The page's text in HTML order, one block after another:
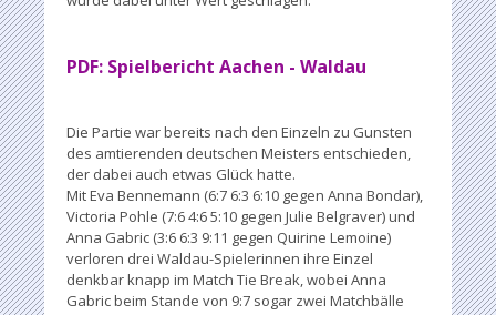
PDF: Spielbericht Aachen - Waldau
Die Partie war bereits nach den Einzeln zu Gunsten
des amtierenden deutschen Meisters entschieden,
der dabei auch etwas Glück hatte.
Mit Eva Bennemann (6:7 6:3 6:10 gegen Anna Bondar),
Victoria Pohle (7:6 4:6 5:10 gegen Julie Belgraver) und
Anna Gabric (3:6 6:3 9:11 gegen Quirine Lemoine)
verloren drei Waldau-Spielerinnen ihre Einzel
denkbar knapp im Match Tie Break, wobei Anna
Gabric beim Stande von 9:7 sogar zwei Matchbälle